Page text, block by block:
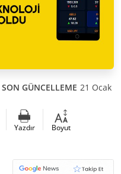
SON GÜNCELLEME 21 Ocak
Yazdır Boyut